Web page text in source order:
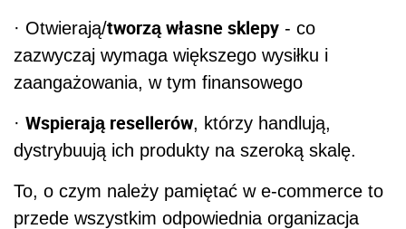
· Otwierają/tworzą własne sklepy - co
zazwyczaj wymaga większego wysiłku i
zaangażowania, w tym finansowego
· Wspierają resellerów, którzy handlują,
dystrybuują ich produkty na szeroką skalę.
To, o czym należy pamiętać w e-commerce to
przede wszystkim odpowiednia organizacja